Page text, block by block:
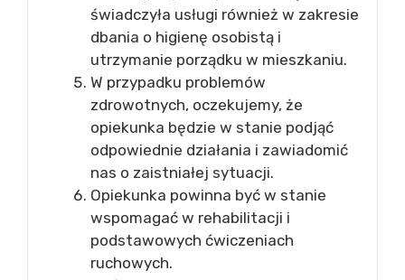
świadczyła usługi również w zakresie
dbania o higienę osobistą i
utrzymanie porządku w mieszkaniu.
W przypadku problemów
zdrowotnych, oczekujemy, że
opiekunka będzie w stanie podjąć
odpowiednie działania i zawiadomić
nas o zaistniałej sytuacji.
Opiekunka powinna być w stanie
wspomagać w rehabilitacji i
podstawowych ćwiczeniach
ruchowych.